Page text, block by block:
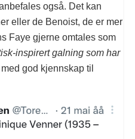
også. Det kan
eller de Benoist, de er mer
Faye gjerne omtales som
inspirert galning som har
god kjennskap til